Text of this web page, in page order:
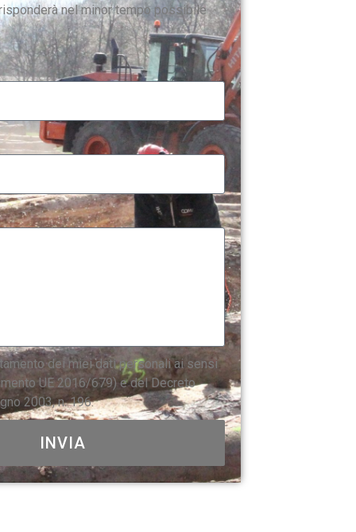
nel minor tempo possibile
dei miei dati personali ai sensi
UE 2016/679) e del Decreto
2003, n. 196.
INVIA